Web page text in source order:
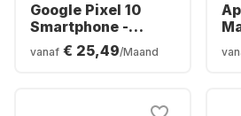
Google Pixel 10
Smartphone -
128GB - Dual SIM
vanaf € 25,49/Maand